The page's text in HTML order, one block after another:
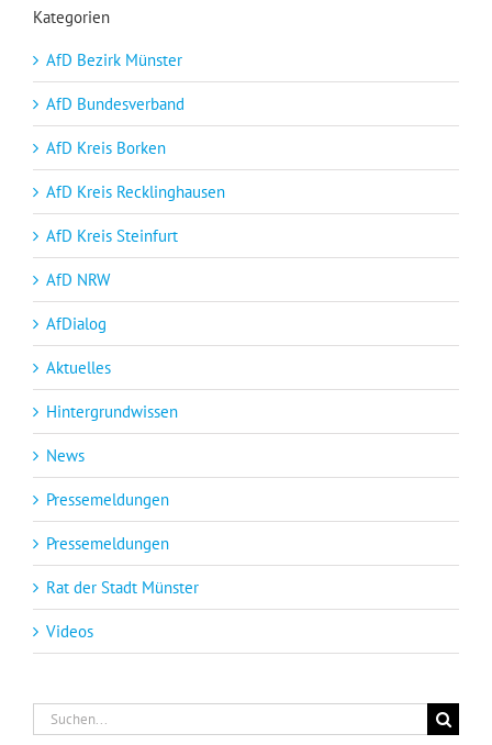
Kategorien
AfD Bezirk Münster
AfD Bundesverband
AfD Kreis Borken
AfD Kreis Recklinghausen
AfD Kreis Steinfurt
AfD NRW
AfDialog
Aktuelles
Hintergrundwissen
News
Pressemeldungen
Pressemeldungen
Rat der Stadt Münster
Videos
Suche
nach: